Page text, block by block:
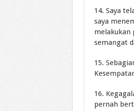
14. Saya
saya
melakukan
semangat
15.
16.
pernah